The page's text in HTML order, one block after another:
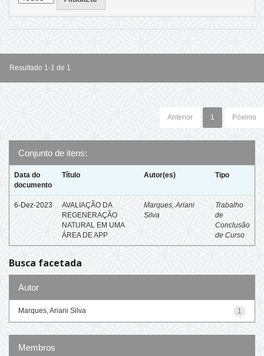
Resultado 1-1 de 1.
Anterior 1 Póximo
Conjunto de itens:
Data do
documento
Título Autor(es) Tipo
6-Dez-2023
AVALIAÇÃO DA
REGENERAÇÃO
NATURAL EM UMA
ÁREA DE APP
Marques, Ariani
Silva
Trabalho
de
Conclusão
de Curso
Busca facetada
Autor
1
Marques, Ariani Silva
Membros